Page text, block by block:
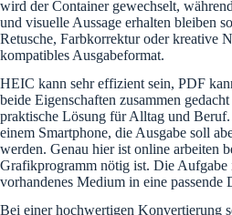
wird der Container gewechselt,
und visuelle Aussage erhalten bleiben
Retusche, Farbkorrektur oder kreative
kompatibles Ausgabeformat.
HEIC kann sehr effizient sein, PDF
beide Eigenschaften zusammen
praktische Lösung für Alltag und
einem Smartphone, die Ausgabe soll
werden. Genau hier ist online arbeiten
Grafikprogramm nötig ist. Die Aufgabe
vorhandenes Medium in eine passende
Bei einer hochwertigen Konvertierung